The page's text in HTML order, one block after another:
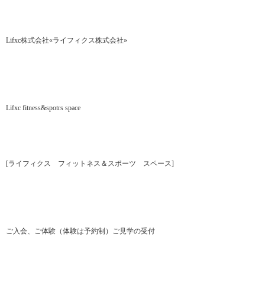
Lifxc株式会社«ライフィクス株式会社»
Lifxc fitness&spotrs space
[ライフィクス フィットネス＆スポーツ スペース]
ご入会、ご体験（体験は予約制）ご見学の受付